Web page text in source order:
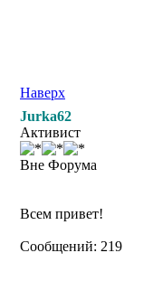
Наверх
Jurka62
Активист
Вне Форума
Всем привет!
Сообщений: 219